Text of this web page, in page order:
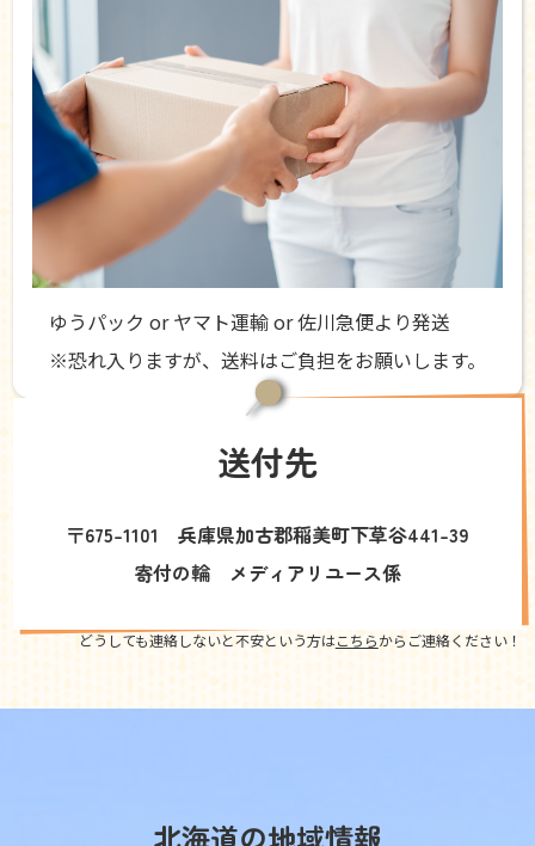
ゆうパック or ヤマト運輸 or 佐川急便より発送
※恐れ入りますが、送料はご負担をお願いします。
送付先
〒675-1101 兵庫県加古郡稲美町下草谷441-39
寄付の輪 メディアリユース係
どうしても連絡しないと不安という方はこちらからご連絡ください！
北海道の地域情報